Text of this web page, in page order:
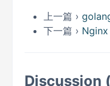
上一篇 ›
下一篇 › Nginx
Discussion